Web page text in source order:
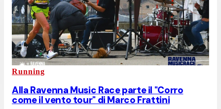
Running
Alla Ravenna Music Race parte il "Corro
come il vento tour" di Marco Frattini